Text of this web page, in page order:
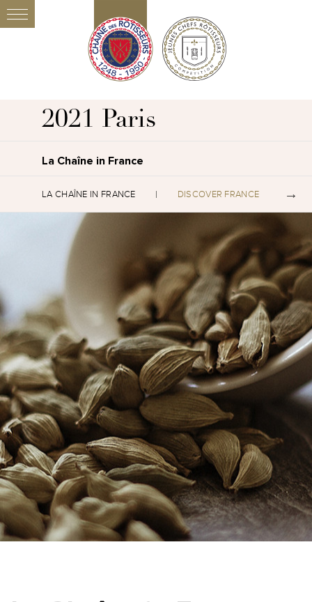
2021 Paris
La Chaîne in France
LA CHAÎNE IN FRANCE DISCOVER FRANCE